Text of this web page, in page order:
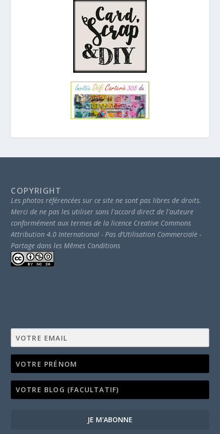
COPYRIGHT
Les photos référencées sur ce site ne sont pas libres de droits.
Merci de ne pas les utiliser sans l'accord direct de l'auteure
conformément aux termes de la licence Creative Commons
Attribution 4.0 International - Pas d’Utilisation Commerciale -
Partage dans les Mêmes Conditions
JE M'ABONNE